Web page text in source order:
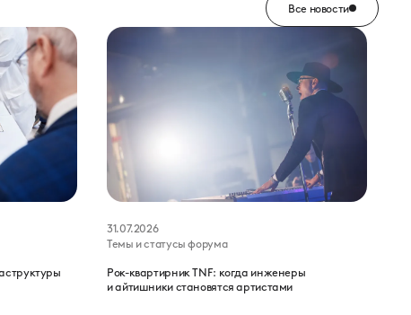
Все новости
31.07.2026
Темы и статусы форума
Рок-квартирник TNF: когда инженеры
и айтишники становятся артистами